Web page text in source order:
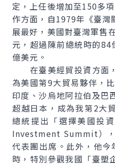
定，上任後增加至150多
作方面，自1979年《臺灣
展最好，美國對臺灣軍售
元，超過陳前總統時的
億美元。
在臺美經貿投資方面
為美國第9大貿易夥伴，
印度、沙烏地阿拉伯及巴
超越日本，成為我第2大
總統提出「選擇美國投
Investment Summit）
代表團出席。此外，他
時，特別參觀我國「臺塑